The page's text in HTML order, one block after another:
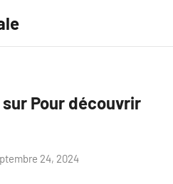
Pour découvrir
24, 2024